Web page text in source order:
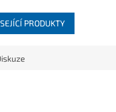
PRODUKTY